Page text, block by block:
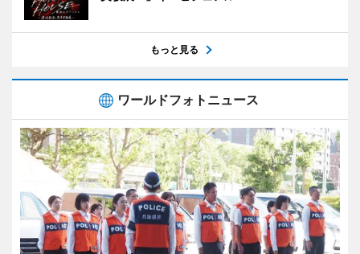
もっと見る
ワールドフォトニュース